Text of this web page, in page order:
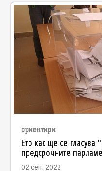
ориентири
Ето как ще се
предсрочните
02 сеп. 2022